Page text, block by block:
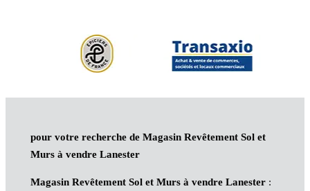
pour votre recherche de Magasin Revêtement Sol et
Murs à vendre Lanester
Magasin Revêtement Sol et Murs à vendre Lanester: